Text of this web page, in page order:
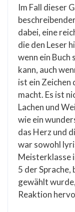
Im Fall dieser
dabei, eine
die den Leser
wenn ein
kann, auch
ist ein
macht. Es ist
Lachen und
wie ein
das Herz und
war sowohl
Meisterklasse
5 der
gewählt
Reaktion